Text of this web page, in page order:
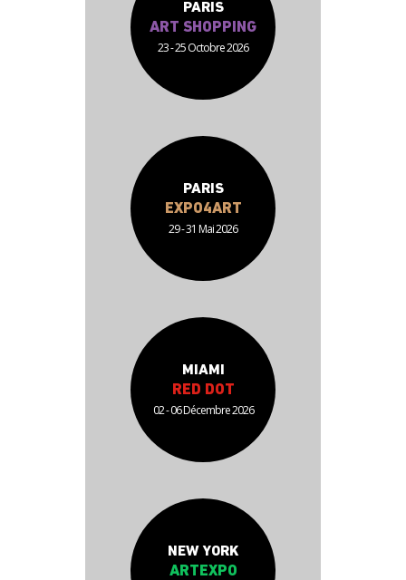
PARIS
ART SHOPPING
23 - 25 Octobre 2026
PARIS
EXPO4ART
29 - 31 Mai 2026
MIAMI
RED DOT
02 - 06 Décembre 2026
NEW YORK
ARTEXPO